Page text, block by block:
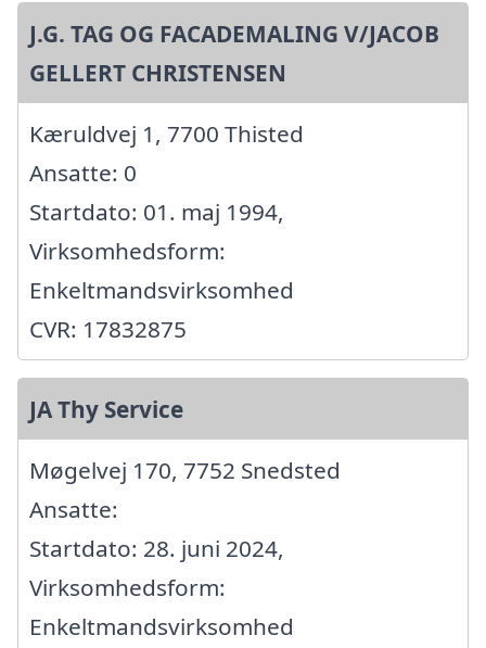
J.G. TAG OG FACADEMALING V/JACOB
GELLERT CHRISTENSEN
Kæruldvej 1, 7700 Thisted
Ansatte: 0
Startdato: 01. maj 1994,
Virksomhedsform:
Enkeltmandsvirksomhed
CVR: 17832875
JA Thy Service
Møgelvej 170, 7752 Snedsted
Ansatte:
Startdato: 28. juni 2024,
Virksomhedsform:
Enkeltmandsvirksomhed